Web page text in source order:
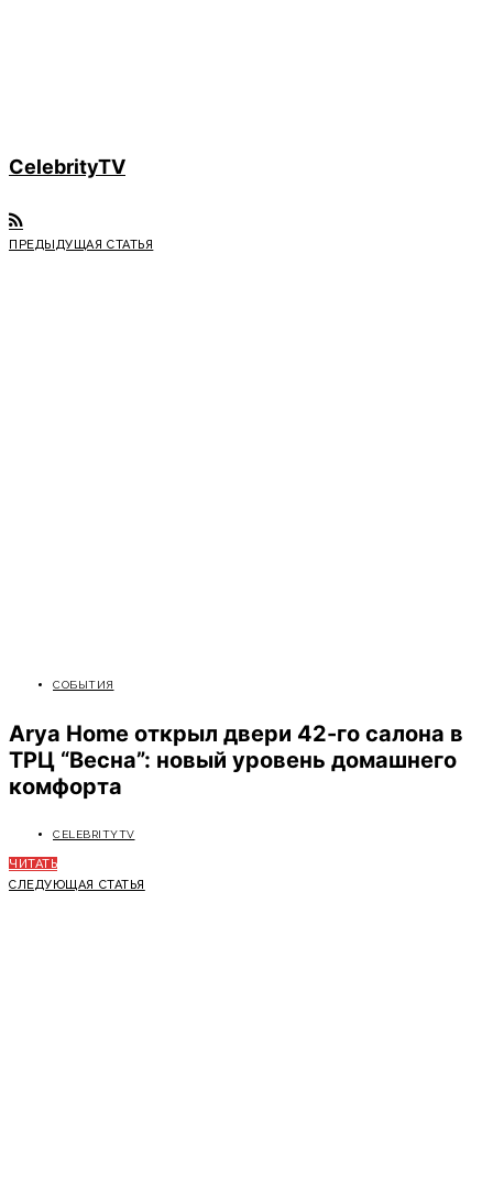
CelebrityTV
ПРЕДЫДУЩАЯ СТАТЬЯ
СОБЫТИЯ
Arya Home открыл двери 42-го салона в
ТРЦ “Весна”: новый уровень домашнего
комфорта
CELEBRITYTV
ЧИТАТЬ
СЛЕДУЮЩАЯ СТАТЬЯ